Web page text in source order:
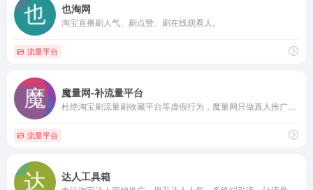
也淘网
淘宝直播刷人气、刷点赞、刷在线观看人。
流量平台
魔量网-补流量平台
流量平台
达人工具箱